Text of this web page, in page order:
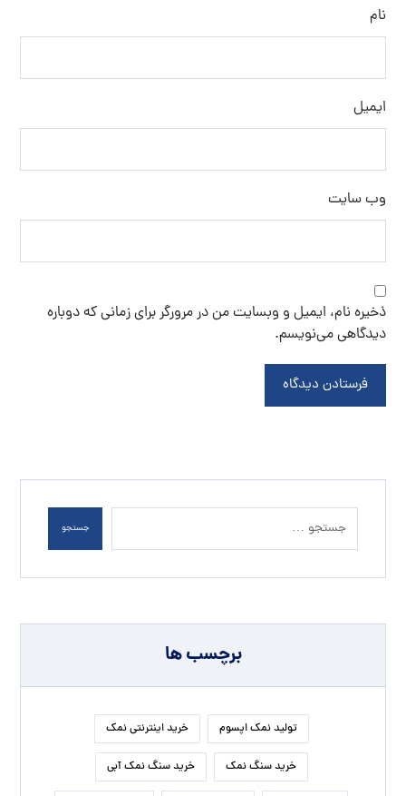
نام
ایمیل
وب‌ سایت
ذخیره نام، ایمیل و وبسایت من در مرورگر برای زمانی که دوباره
دیدگاهی می‌نویسم.
فرستادن دیدگاه
جستجو
برچسب ها
تولید نمک اپسوم خرید اینترنتی نمک
خرید سنگ نمک خرید سنگ نمک آبی